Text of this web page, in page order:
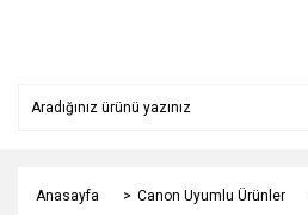
Anasayfa Canon Uyumlu Ürünler